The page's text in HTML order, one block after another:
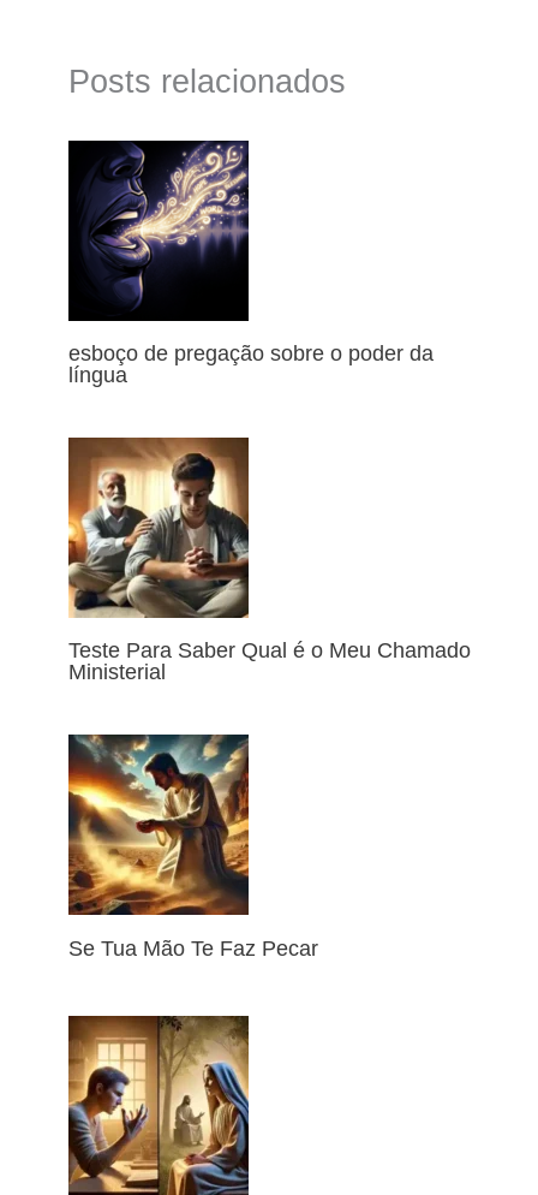
Posts relacionados
esboço de pregação sobre o poder da
língua
Teste Para Saber Qual é o Meu Chamado
Ministerial
Se Tua Mão Te Faz Pecar